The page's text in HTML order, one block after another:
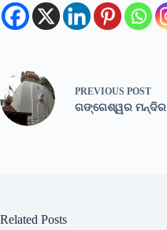
PREVIOUS POST
ଗଙ୍ଗେଶ୍ୱର ମନ୍ଦିର
Related Posts